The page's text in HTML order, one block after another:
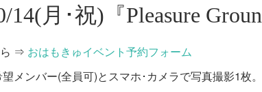
14(月･祝)『Pleasure
ら ⇒ おはもきゅイベント予約フォーム
メンバー(全員可)とスマホ･カメラで写真撮影1枚。